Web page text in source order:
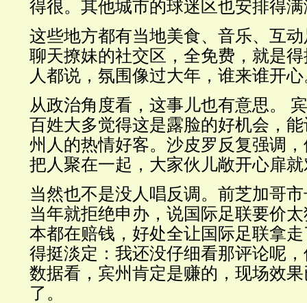
得很。其他城市的球迷区也安排得
这些地方都有当地美食、音乐、互
聊天撩妹的社交区，全免费，就是
人都说，氛围像过大年，谁来谁开
从政治角度看，这事儿也有意思。
百姓大多觉得这是露脸的好机会，
州人的热情好客。沙皮罗反复强调
把人聚在一起，大家伙儿敞开心扉
当然也不是没人唱反调。前芝加哥
当年就拒绝申办，说国际足联要价
本都在赔钱，好处全让国际足联拿
得挺淡定：我还没仔细看那评论呢
数据看，宾州肯定是赚的，现场效
了。